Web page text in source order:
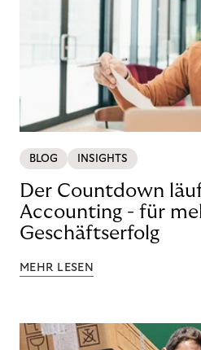
BLOG INSIGHTS
Der Countdown
Accounting - für
Geschäftserfolg
MEHR LESEN